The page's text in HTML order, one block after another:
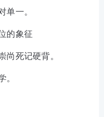
单一。
的象征
尚死记硬背。
。